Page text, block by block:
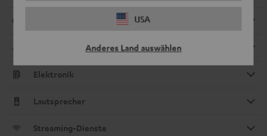
USA
Anderes Land auswählen
Kompatibilität
Elektronik
Lautsprecher
Streaming-Dienste